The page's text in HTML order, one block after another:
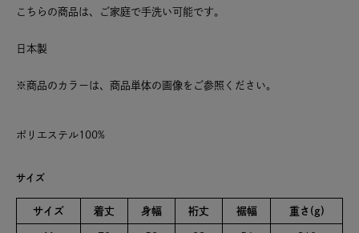
こちらの商品は、ご家庭で手洗い可能です。
日本製
※商品のカラーは、商品単体の画像をご参照ください。
ポリエステル100%
サイズ
サイズ 着丈 身幅 裄丈 裾幅 重さ(g)